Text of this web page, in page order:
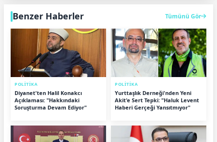
Benzer Haberler Tümünü Gör
POLİTİKA
Diyanet'ten Halil Konakcı
Açıklaması: "Hakkındaki
Soruşturma Devam Ediyor"
POLİTİKA
Yurttaşlık Derneği'nden Yeni
Akit'e Sert Tepki: "Haluk Levent
Haberi Gerçeği Yansıtmıyor"